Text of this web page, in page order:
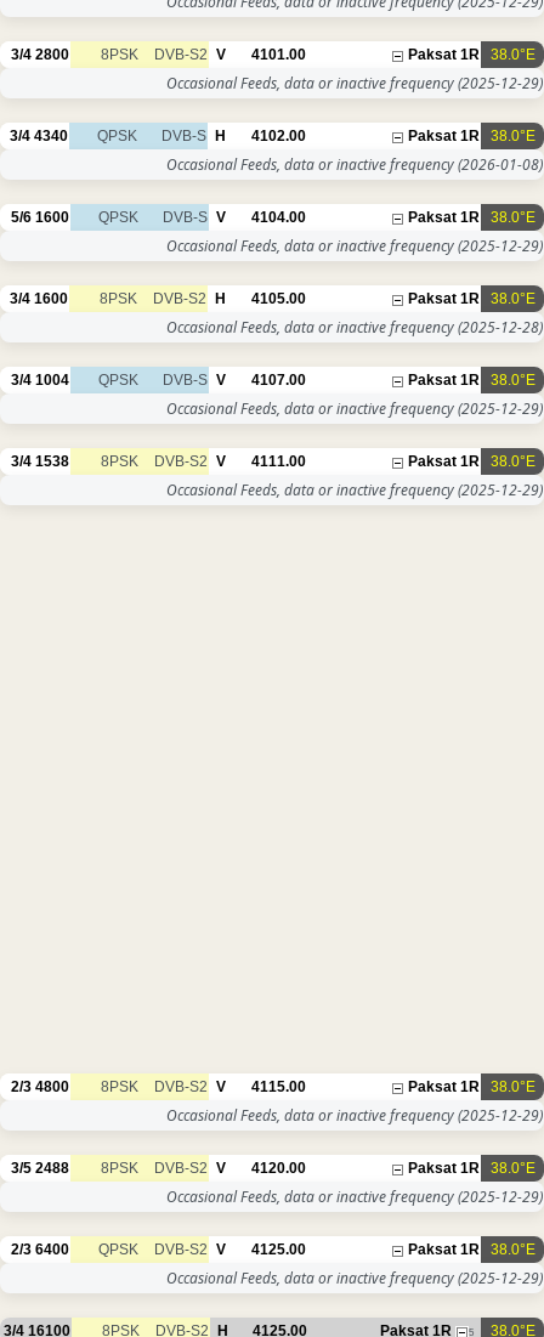
38.0°E
Paksat 1R
4101.00
V
DVB-S2
8PSK
2800
3/4
Occasional Feeds, data or inactive frequency(2025-12-29)
38.0°E
Paksat 1R
4102.00
H
DVB-S
QPSK
4340
3/4
Occasional Feeds, data or inactive frequency(2026-01-08)
38.0°E
Paksat 1R
4104.00
V
DVB-S
QPSK
1600
5/6
Occasional Feeds, data or inactive frequency(2025-12-29)
38.0°E
Paksat 1R
4105.00
H
DVB-S2
8PSK
1600
3/4
Occasional Feeds, data or inactive frequency(2025-12-28)
38.0°E
Paksat 1R
4107.00
V
DVB-S
QPSK
1004
3/4
Occasional Feeds, data or inactive frequency(2025-12-29)
38.0°E
Paksat 1R
4111.00
V
DVB-S2
8PSK
1538
3/4
Occasional Feeds, data or inactive frequency(2025-12-29)
38.0°E
Paksat 1R
4115.00
V
DVB-S2
8PSK
4800
2/3
Occasional Feeds, data or inactive frequency(2025-12-29)
38.0°E
Paksat 1R
4120.00
V
DVB-S2
8PSK
2488
3/5
Occasional Feeds, data or inactive frequency(2025-12-29)
38.0°E
Paksat 1R
4125.00
V
DVB-S2
QPSK
6400
2/3
Occasional Feeds, data or inactive frequency(2025-12-29)
38.0°E
Paksat 1R 5
4125.00
H
DVB-S2
8PSK
16100
3/4